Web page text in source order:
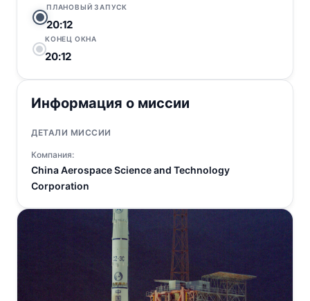
ПЛАНОВЫЙ ЗАПУСК
20:12
КОНЕЦ ОКНА
20:12
Информация о миссии
ДЕТАЛИ МИССИИ
Компания:
China Aerospace Science and Technology
Corporation